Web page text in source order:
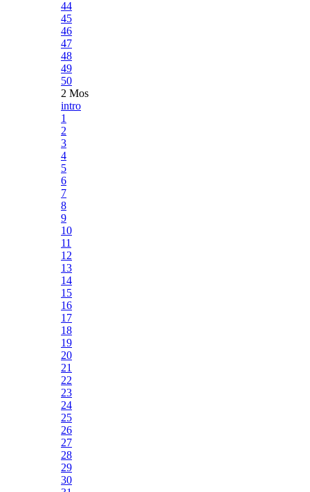
44
45
46
47
48
49
50
2 Mos
intro
1
2
3
4
5
6
7
8
9
10
11
12
13
14
15
16
17
18
19
20
21
22
23
24
25
26
27
28
29
30